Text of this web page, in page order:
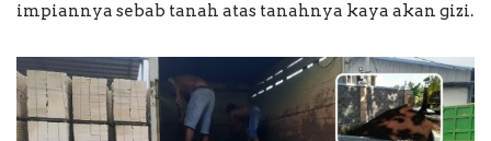
impiannya sebab tanah atas tanahnya kaya akan gizi.